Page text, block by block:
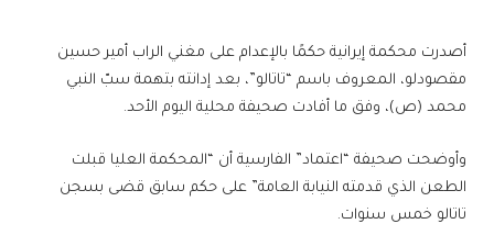
أصدرت محكمة إيرانية حكمًا بالإعدام على مغني الراب أمير حسين
مقصودلو، المعروف باسم “تاتالو”، بعد إدانته بتهمة سبّ النبي
محمد (ص)، وفق ما أفادت صحيفة محلية اليوم الأحد.
وأوضحت صحيفة “اعتماد” الفارسية أن “المحكمة العليا قبلت
الطعن الذي قدمته النيابة العامة” على حكم سابق قضى بسجن
تاتالو خمس سنوات.